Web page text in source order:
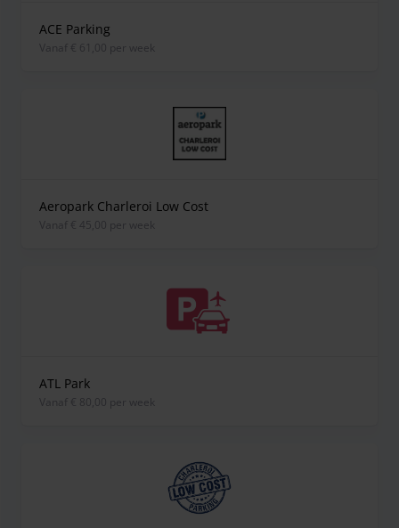
ACE Parking
vanaf € 61,00 per week
Aeropark Charleroi Low Cost
vanaf € 45,00 per week
ATL Park
vanaf € 80,00 per week